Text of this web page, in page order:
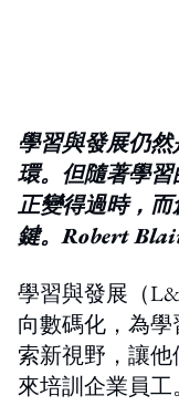
學習與發展仍
環。但隨著學
正變得過時，
鍵。Robert
學習與發展（
向數碼化，為
索新視野，讓
來培訓企業員工。